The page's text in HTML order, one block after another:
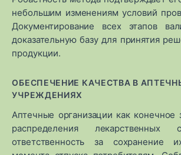
небольшим изменениям условий
Документирование всех этапов
доказательную базу для принятия
продукции.
ОБЕСПЕЧЕНИЕ КАЧЕСТВА В
УЧРЕЖДЕНИЯХ
Аптечные организации как конечное
распределения лекарственных
ответственность за сохранение